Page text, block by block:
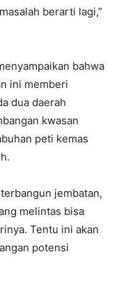
berarti lagi,”
bahwa
ini memberi
dua daerah
kwasan
peti kemas
jembatan,
melintas bisa
Tentu ini akan
potensi